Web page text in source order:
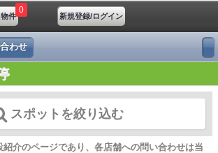
件
0
新規登録/ログイン
わせ
スポットを絞り込む
介のページであり、各店舗への問い合わせは当